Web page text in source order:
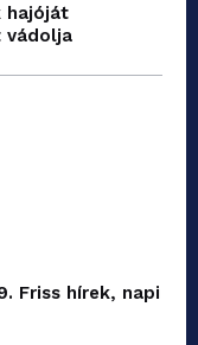
hajóját
vádolja
Friss hírek, napi